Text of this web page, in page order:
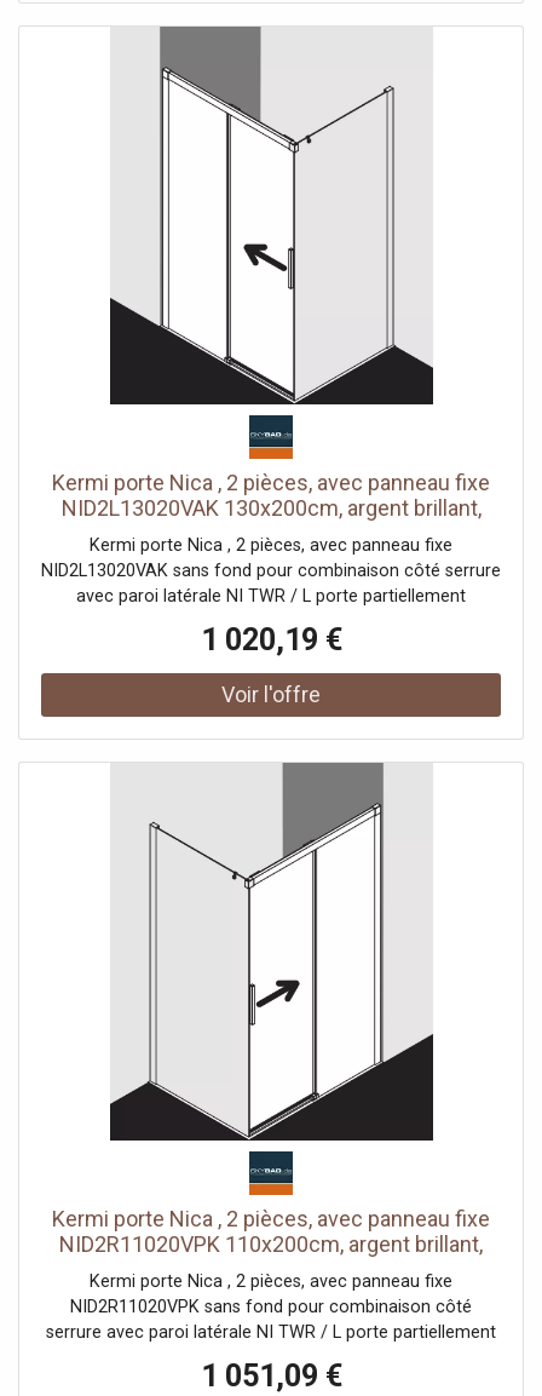
et de fermeture en douceur peut être pivoté vers
l'intérieur pour le Reinigung rouleaux de roulement à billes
joint en bande continue et profils d'étanchéité bande
d'étanchéité horizontale avec effet de rebond de l'eau
avec matériel de fixation testé selon DIN EN 14428 (CE) et
PPP 53005 (TÜV / GS)
Kermi porte Nica , 2 pièces, avec panneau fixe
NID2L13020VAK 130x200cm, argent brillant,
verre de sécurité trempé, gauche, sur receveur
de douche
Kermi porte Nica , 2 pièces, avec panneau fixe
NID2L13020VAK sans fond pour combinaison côté serrure
avec paroi latérale NI TWR / L porte partiellement
ouverture d'un côté avec un champ fixe Vitrage avec
verre de sécurité trempé 6 mm selon DIN EN 12150 en
option avec revêtement facile d'entretien Profils en
aluminium anodisé Poignées métalliques Possibilité de
et de fermeture en douceur peut être pivoté vers
l'intérieur pour le Reinigung rouleaux de roulement à billes
joint en bande continue et profils d'étanchéité bande
d'étanchéité horizontale avec effet de rebond de l'eau
avec matériel de fixation testé selon DIN EN 14428 (CE) et
PPP 53005 (TÜV / GS)
1 020,19 €
Kermi porte Nica , 2 pièces, avec panneau fixe
NID2R11020VPK 110x200cm, argent brillant,
verre de sécurité trempé clair, à droite, sur
receveur de douche
Kermi porte Nica , 2 pièces, avec panneau fixe
NID2R11020VPK sans fond pour combinaison côté
serrure avec paroi latérale NI TWR / L porte partiellement
ouverture d'un côté avec un champ fixe Vitrage avec
1 051,09 €